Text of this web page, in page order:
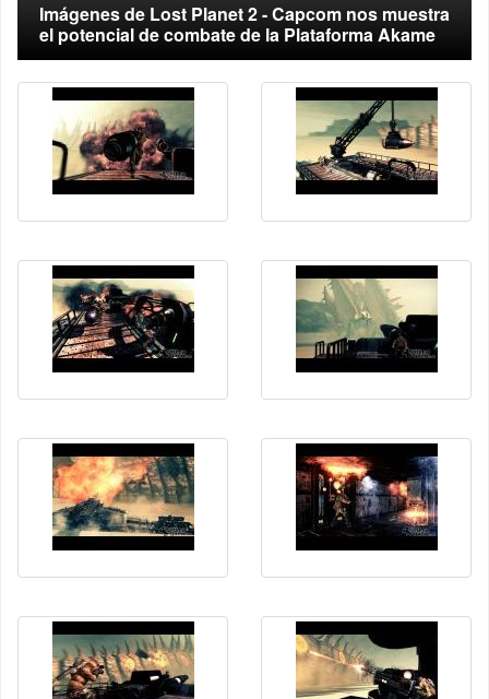
Imágenes de Lost Planet 2 - Capcom nos muestra
el potencial de combate de la Plataforma Akame